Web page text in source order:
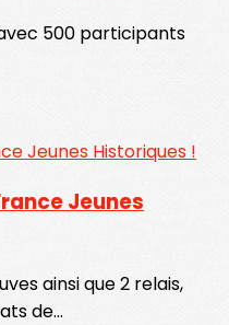
500 participants
Jeunes
ainsi que 2 relais,
de...